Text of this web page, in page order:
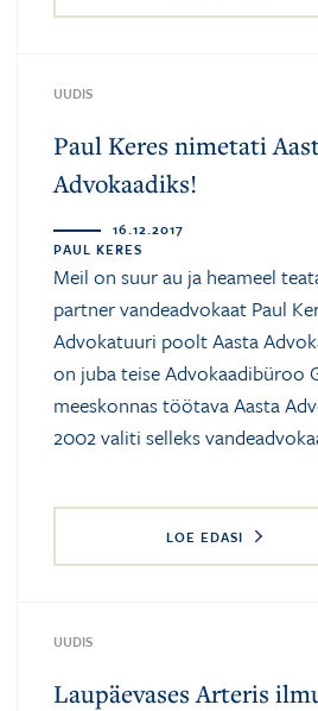
UUDIS
Paul Keres nimetati
Advokaadiks!
16.12.2017
PAUL KERES
Meil on suur au ja heameel
partner vandeadvokaat Paul
Advokatuuri poolt Aasta
on juba teise Advokaadibüroo
meeskonnas töötava Aasta
2002 valiti selleks
LOE EDASI
UUDIS
Laupäevases Arteris